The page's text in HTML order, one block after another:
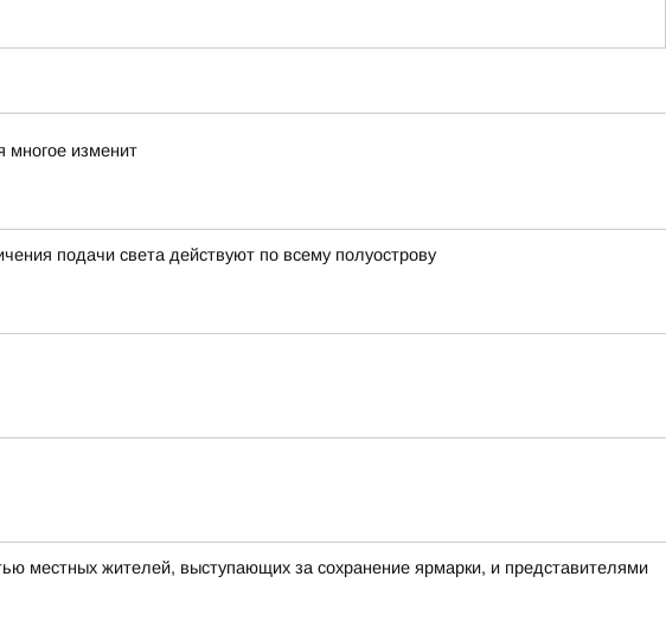
многое изменит
подачи света действуют по всему полуострову
местных жителей, выступающих за сохранение ярмарки, и представителями